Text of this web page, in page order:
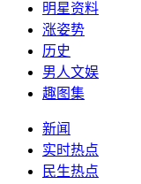
明星资料
涨姿势
历史
男人文娱
趣图集
新闻
实时热点
民生热点